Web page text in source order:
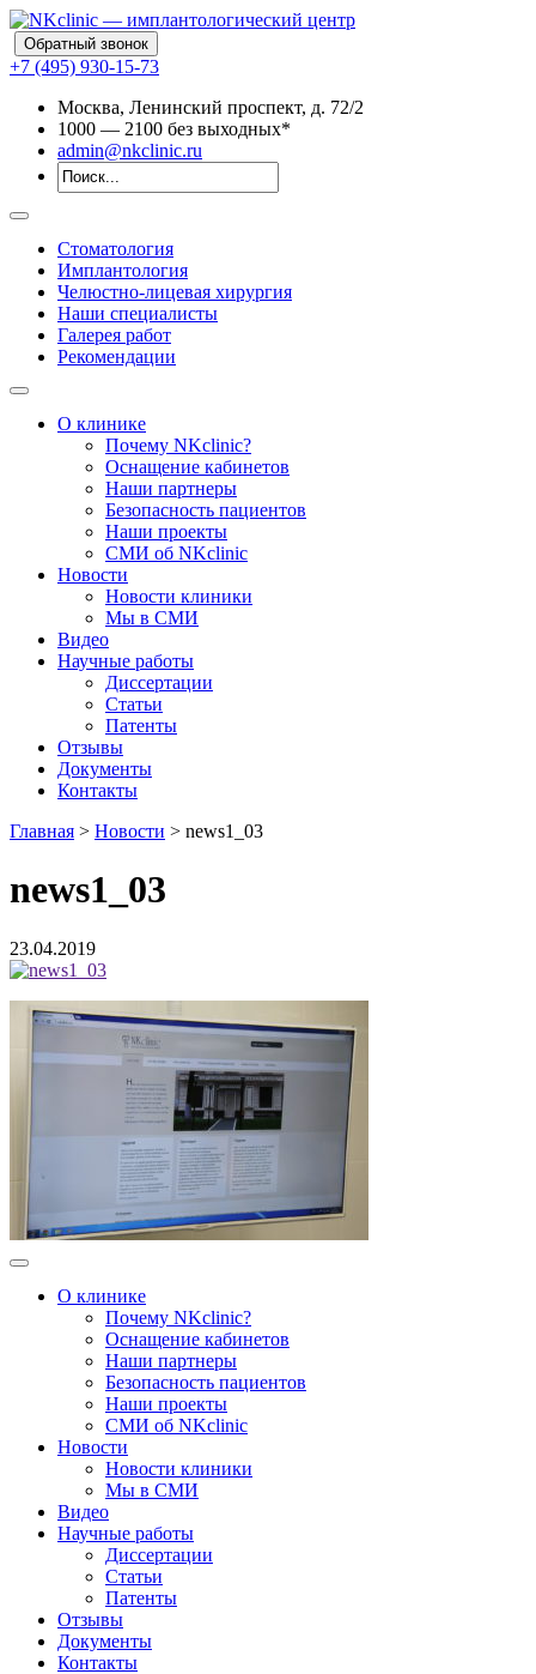
Обратный звонок
+7 (495) 930-15-73
Москва, Ленинский проспект, д. 72/2
1000 — 2100 без выходных*
admin@nkclinic.ru
Стоматология
Имплантология
Челюстно-лицевая хирургия
Наши специалисты
Галерея работ
Рекомендации
О клинике
Почему NKclinic?
Оснащение кабинетов
Наши партнеры
Безопасность пациентов
Наши проекты
СМИ об NKclinic
Новости
Новости клиники
Мы в СМИ
Видео
Научные работы
Диссертации
Статьи
Патенты
Отзывы
Документы
Контакты
Главная > Новости > news1_03
news1_03
23.04.2019
О клинике
Почему NKclinic?
Оснащение кабинетов
Наши партнеры
Безопасность пациентов
Наши проекты
СМИ об NKclinic
Новости
Новости клиники
Мы в СМИ
Видео
Научные работы
Диссертации
Статьи
Патенты
Отзывы
Документы
Контакты